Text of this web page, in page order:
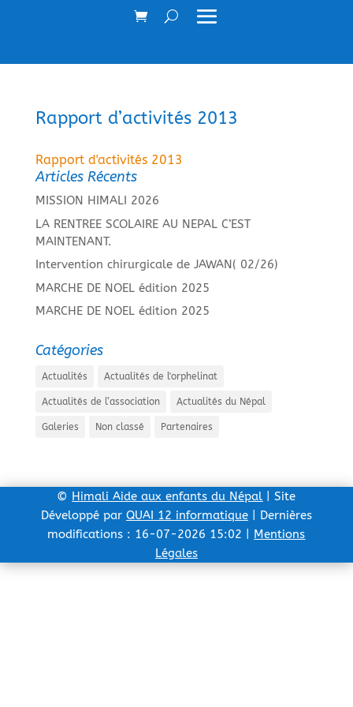
Rapport d’activités 2013
Rapport d'activités 2013
Articles Récents
MISSION HIMALI 2026
LA RENTREE SCOLAIRE AU NEPAL C’EST
MAINTENANT.
Intervention chirurgicale de JAWAN( 02/26)
MARCHE DE NOEL édition 2025
MARCHE DE NOEL édition 2025
Catégories
Actualités Actualités de l'orphelinat
Actualités de l’association Actualités du Népal
Galeries Non classé Partenaires
© Himali Aide aux enfants du Népal
| Site
Développé par QUAI 12 informatique
| Dernières
modifications : 16-07-2026 15:02 |
Mentions
Légales